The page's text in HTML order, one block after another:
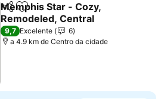
PartilharAdicionar aos favoritos
Memphis Star - Cozy,
Remodeled, Central
Ver preços
9,7 Excelente
6
a 4.9 km de Centro da cidade